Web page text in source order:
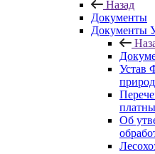
Назад
Документы
Документы
Устав
Об